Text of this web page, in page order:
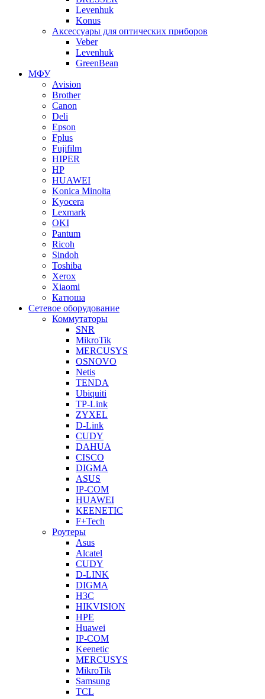
Levenhuk
Konus
Аксессуары для оптических приборов
Veber
Levenhuk
GreenBean
МФУ
Avision
Brother
Canon
Deli
Epson
Fplus
Fujifilm
HIPER
HP
HUAWEI
Konica Minolta
Kyocera
Lexmark
OKI
Pantum
Ricoh
Sindoh
Toshiba
Xerox
Xiaomi
Катюша
Сетевое оборудование
Коммутаторы
SNR
MikroTik
MERCUSYS
OSNOVO
Netis
TENDA
Ubiquiti
TP-Link
ZYXEL
D-Link
CUDY
DAHUA
CISCO
DIGMA
ASUS
IP-COM
HUAWEI
KEENETIC
F+Tech
Роутеры
Asus
Alcatel
CUDY
D-LINK
DIGMA
H3C
HIKVISION
HPE
Huawei
IP-COM
Keenetic
MERCUSYS
MikroTik
Samsung
TCL